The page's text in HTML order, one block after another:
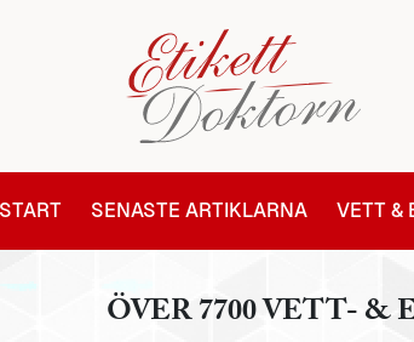
START SENASTE ARTIKLARNA VETT &
ÖVER 7700 VETT-